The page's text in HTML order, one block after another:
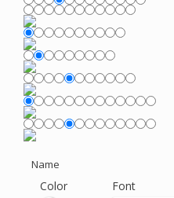
Name
Color Font